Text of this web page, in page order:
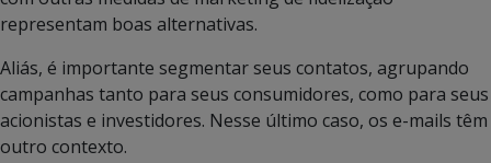
representam boas alternativas.
Aliás, é importante segmentar seus contatos, agrupando
campanhas tanto para seus consumidores, como para seus
acionistas e investidores. Nesse último caso, os e-mails têm
outro contexto.